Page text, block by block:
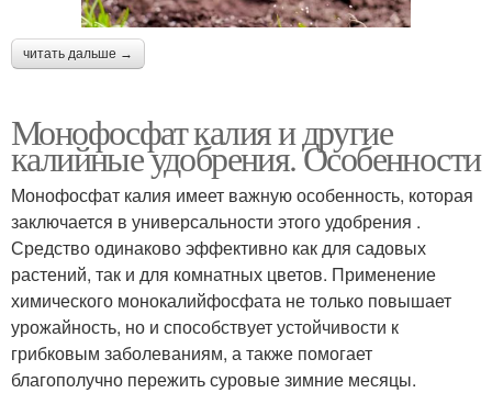
читать дальше →
Монофосфат калия и другие
калийные удобрения. Особенности
Монофосфат калия имеет важную особенность, которая
заключается в универсальности этого удобрения .
Средство одинаково эффективно как для садовых
растений, так и для комнатных цветов. Применение
химического монокалийфосфата не только повышает
урожайность, но и способствует устойчивости к
грибковым заболеваниям, а также помогает
благополучно пережить суровые зимние месяцы.